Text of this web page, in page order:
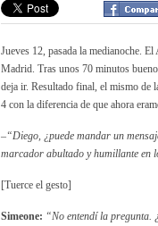
Jueves 12, pasada la medianoche.
Madrid. Tras unos 70 minutos
deja ir. Resultado final, el mismo de
4 con la diferencia de que ahora
–“Diego, ¿puede mandar un
marcador abultado y humillante en
[Tuerce el gesto]
Simeone: “No entendí la pregunta.